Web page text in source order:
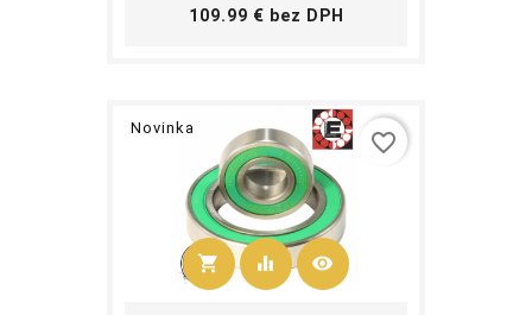
109.99 € bez DPH
Novinka
shopping_cart
Kúpiť
equalizer visibility
favorite_border